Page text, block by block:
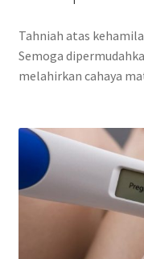
Tahniah atas
Semoga
melahirkan cahaya